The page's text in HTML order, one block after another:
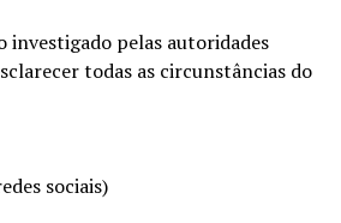
investigado pelas autoridades
todas as circunstâncias do
sociais)